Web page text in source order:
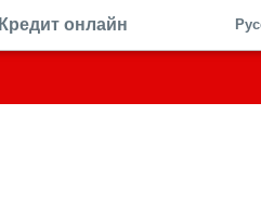
Кредит онлайн